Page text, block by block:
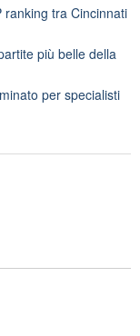
ranking tra Cincinnati
più belle della
per specialisti